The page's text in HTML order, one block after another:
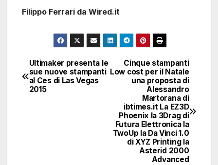
Filippo Ferrari da Wired.it
Navigazione
articoli
Cinque stampanti
Low cost per il Natale
una proposta di
Alessandro
Martorana di
ibtimes.it La EZ3D
Phoenix la 3Drag di
Futura Elettronica la
TwoUp la Da Vinci 1.0
di XYZ Printing la
Asterid 2000
Advanced
Ultimaker presenta le
sue nuove stampanti
al Ces di Las Vegas
2015